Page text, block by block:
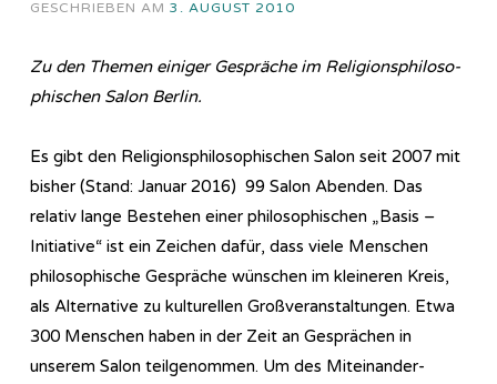
GESCHRIEBEN AM 3. AUGUST 2010
Zu den Themen einiger Gespräche im Re­li­gi­ons­phi­lo­so­
phi­sch­en Salon Berlin.
Es gibt den Re­li­gi­ons­phi­lo­so­phi­sch­en Salon seit 2007 mit
bisher (Stand: Januar 2016) 99 Salon Abenden. Das
relativ lange Bestehen einer philosophischen „Basis –
Initiative“ ist ein Zeichen dafür, dass viele Menschen
philosophische Gespräche wünschen im kleineren Kreis,
als Alternative zu kulturellen Großveranstaltungen. Etwa
300 Menschen haben in der Zeit an Gesprächen in
unserem Salon teilgenommen. Um des Miteinander-